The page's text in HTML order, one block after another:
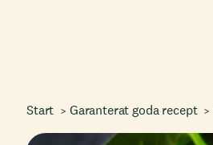
Start Garanterat goda recept